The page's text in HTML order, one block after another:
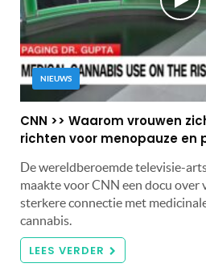
NIEUWS
CNN >> Waarom vrouwen
richten voor menopauze en
De wereldberoemde televisie-
maakte voor CNN een docu over
sterkere connectie met
cannabis.
LEES VERDER